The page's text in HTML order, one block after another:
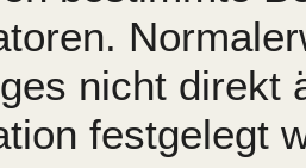
nicht direkt
festgelegt